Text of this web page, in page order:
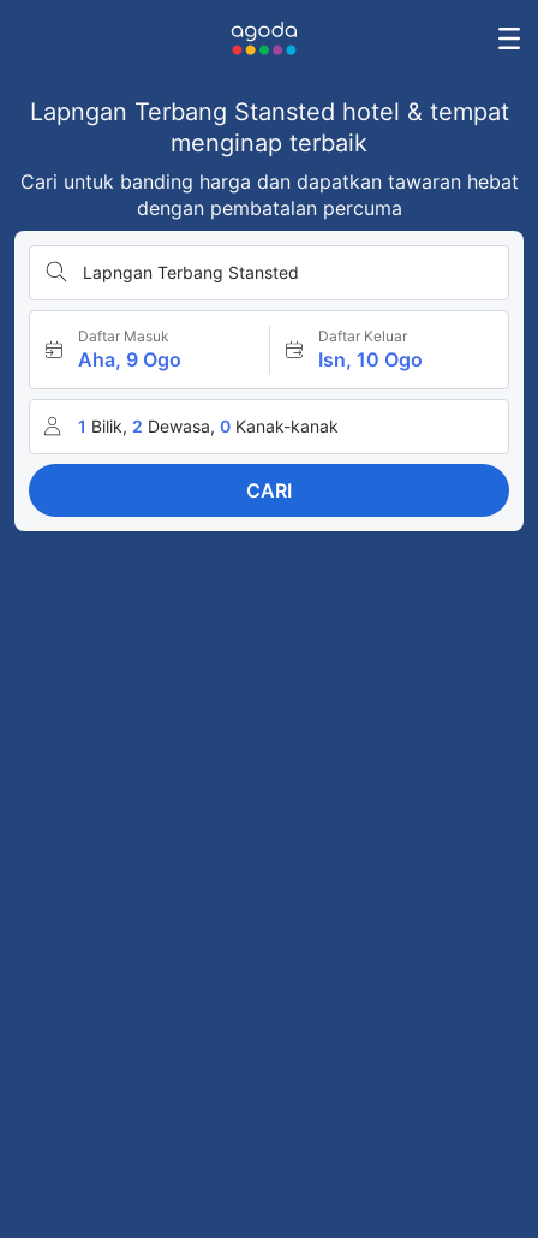
Lapngan Terbang Stansted hotel & tempat
menginap terbaik
Cari untuk banding harga dan dapatkan tawaran hebat
dengan pembatalan percuma
Lapngan Terbang Stansted
Daftar Masuk
Aha, 9 Ogo
Daftar Keluar
Isn, 10 Ogo
1 Bilik, 2 Dewasa, 0 Kanak-kanak
CARI